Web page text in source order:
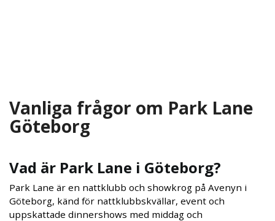
Vanliga frågor om Park Lane
Göteborg
Vad är Park Lane i Göteborg?
Park Lane är en nattklubb och showkrog på Avenyn i
Göteborg, känd för nattklubbskvällar, event och
uppskattade dinnershows med middag och